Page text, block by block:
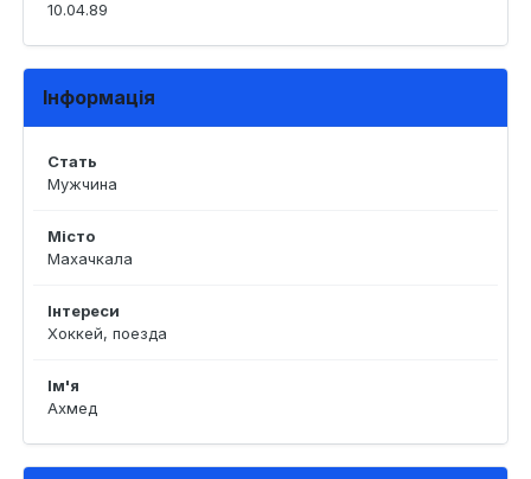
10.04.89
Інформація
Стать
Мужчина
Місто
Махачкала
Інтереси
Хоккей, поезда
Ім'я
Ахмед